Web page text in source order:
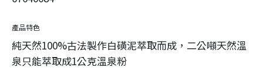
產品特色
純天然100%古法製作白磺泥萃取而成，二公噸天然溫
泉只能萃取成1公克溫泉粉